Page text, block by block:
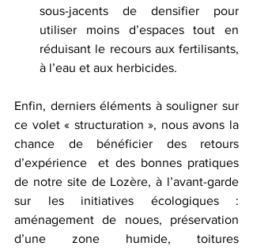
sous-jacents de densifier pour
utiliser moins d’espaces tout en
réduisant le recours aux fertilisants,
à l’eau et aux herbicides.
Enfin, derniers éléments à souligner sur
ce volet « structuration », nous avons la
chance de bénéficier des retours
d’expérience  et des bonnes pratiques
de notre site de Lozère, à l’avant-garde
sur les initiatives écologiques :
aménagement de noues, préservation
d’une zone humide, toitures